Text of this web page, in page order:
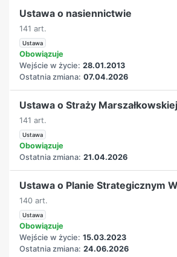
Ustawa o nasiennictwie
141 art.
Ustawa
Obowiązuje
Wejście w życie: 28.01.2013
Ostatnia zmiana: 07.04.2026
Ustawa o Straży Marszałkowskiej
141 art.
Ustawa
Obowiązuje
Ostatnia zmiana: 21.04.2026
Ustawa o Planie Strategicznym
140 art.
Ustawa
Obowiązuje
Wejście w życie: 15.03.2023
Ostatnia zmiana: 24.06.2026